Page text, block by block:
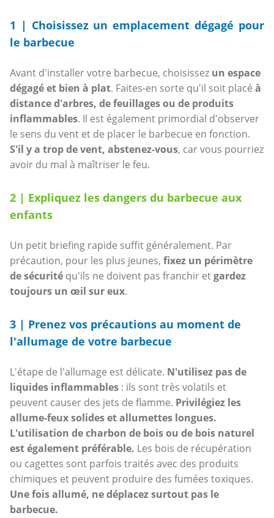
1 | Choisissez un emplacement dégagé pour
le barbecue
Avant d'installer votre barbecue, choisissez un espace
dégagé et bien à plat. Faites-en sorte qu'il soit placé à
distance d'arbres, de feuillages ou de produits
inflammables. Il est également primordial d'observer
le sens du vent et de placer le barbecue en fonction.
S'il y a trop de vent, abstenez-vous, car vous pourriez
avoir du mal à maîtriser le feu.
2 | Expliquez les dangers du barbecue aux
enfants
Un petit briefing rapide suffit généralement. Par
précaution, pour les plus jeunes, fixez un périmètre
de sécurité qu'ils ne doivent pas franchir etgardez
toujours un œil sur eux.
3 | Prenez vos précautions au moment de
l'allumage de votre barbecue
L'étape de l'allumage est délicate. N'utilisez pas de
liquides inflammables : ils sont très volatils et
peuvent causer des jets de flamme. Privilégiez les
allume-feux solides et allumettes longues.
L'utilisation de charbon de bois ou de bois naturel
est également préférable. Les bois de récupération
ou cagettes sont parfois traités avec des produits
chimiques et peuvent produire des fumées toxiques.
Une fois allumé, ne déplacez surtout pas le
barbecue.